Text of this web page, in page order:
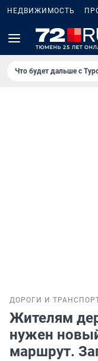
НЕДВИЖИМОСТЬ
Что будет дальше с
ДОРОГИ И
Жителям
нужен
маршрут.